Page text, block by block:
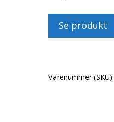
Se produkt
Varenummer (SKU):